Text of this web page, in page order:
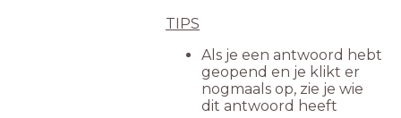
TIPS
Als je een antwoord hebt
geopend en je klikt er
nogmaals op, zie je wie
dit antwoord heeft